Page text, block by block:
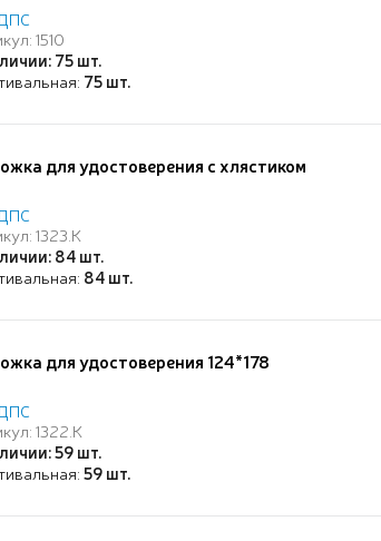
1510
75 шт.
75 шт.
для удостоверения с хлястиком
1323.К
84 шт.
84 шт.
для удостоверения 124*178
1322.К
59 шт.
59 шт.